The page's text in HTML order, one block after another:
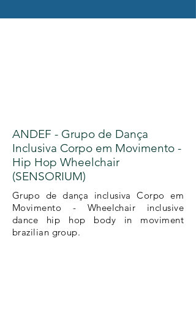
ANDEF - Grupo de Dança
Inclusiva Corpo em Movimento -
Hip Hop Wheelchair
(SENSORIUM)
Grupo de dança inclusiva Corpo em
Movimento - Wheelchair inclusive
dance hip hop body in moviment
brazilian group.